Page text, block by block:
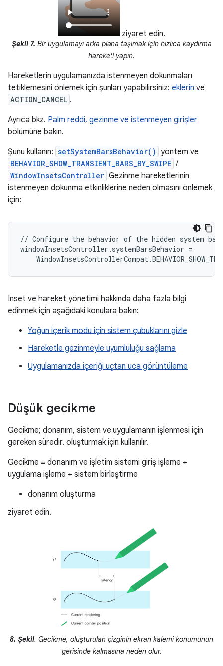
ziyaret edin.
Şekil 7. Bir uygulamayı arka plana taşımak için hızlıca kaydırma
hareketi yapın.
Hareketlerin uygulamanızda istenmeyen dokunmaları
tetiklemesini önlemek için şunları yapabilirsiniz: eklerin ve
ACTION_CANCEL .
Ayrıca bkz. Palm reddi, gezinme ve istenmeyen girişler
bölümüne bakın.
Şunu kullanın: setSystemBarsBehavior() yöntem ve
BEHAVIOR_SHOW_TRANSIENT_BARS_BY_SWIPE /
WindowInsetsController Gezinme hareketlerinin
istenmeyen dokunma etkinliklerine neden olmasını önlemek
için:
// Configure the behavior of the hidden system
windowInsetsController.systemBarsBehavior =
Inset ve hareket yönetimi hakkında daha fazla bilgi
edinmek için aşağıdaki konulara bakın:
Yoğun içerik modu için sistem çubuklarını gizle
Hareketle gezinmeyle uyumluluğu sağlama
Uygulamanızda içeriği uçtan uca görüntüleme
Düşük gecikme
Gecikme; donanım, sistem ve uygulamanın işlenmesi için
gereken süredir. oluşturmak için kullanılır.
Gecikme = donanım ve işletim sistemi giriş işleme +
uygulama işleme + sistem birleştirme
donanım oluşturma
ziyaret edin.
8. Şekil. Gecikme, oluşturulan çizginin ekran kalemi konumunun
gerisinde kalmasına neden olur.